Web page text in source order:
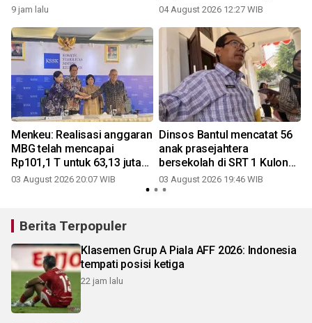
9 jam lalu 04 August 2026 12:27 WIB
Menkeu: Realisasi anggaran
MBG telah mencapai
Rp101,1 T untuk 63,13 juta
penerima
03 August 2026 20:07 WIB
Dinsos Bantul mencatat 56
anak prasejahtera
bersekolah di SRT 1 Kulon
Progo
03 August 2026 19:46 WIB
Berita Terpopuler
Klasemen Grup A Piala AFF 2026: Indonesia
tempati posisi ketiga
22 jam lalu